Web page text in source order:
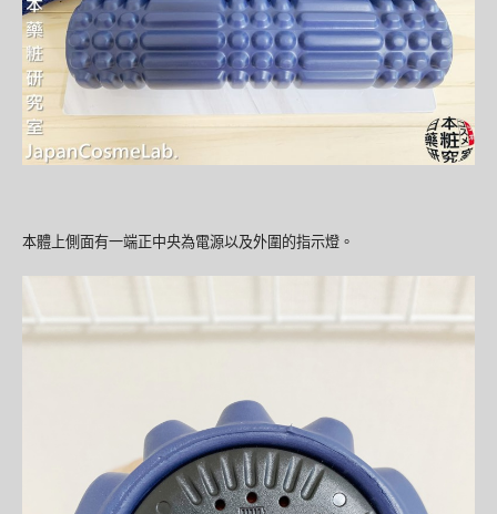
本體上側面有一端正中央為電源以及外圍的指示燈。